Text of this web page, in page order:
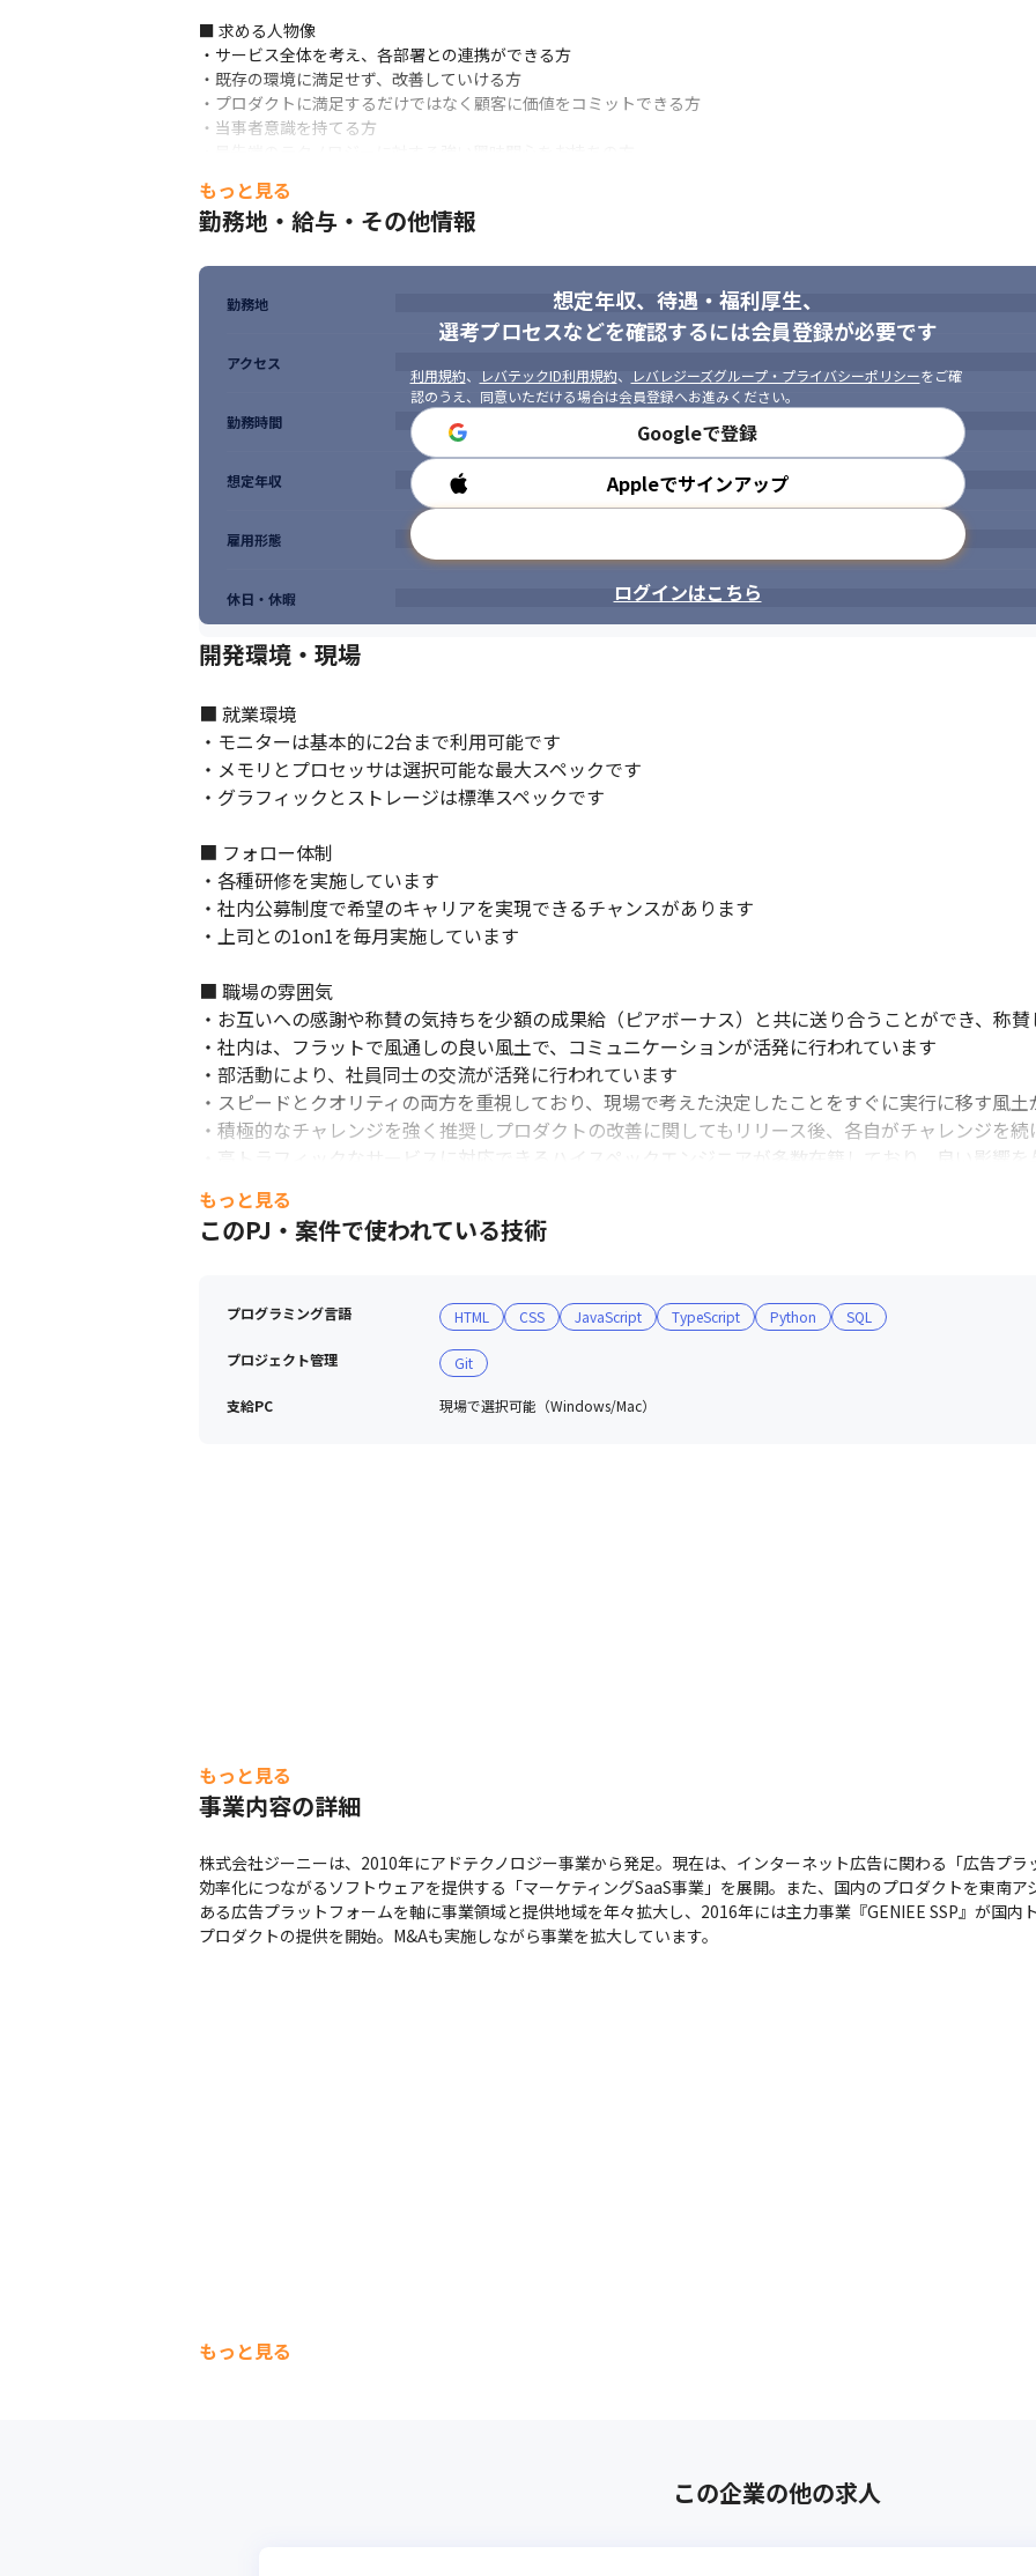
■ 求める人物像
・サービス全体を考え、各部署との連携ができる方
・既存の環境に満足せず、改善していける方
・プロダクトに満足するだけではなく顧客に価値をコミットできる方
・当事者意識を持てる方
https://geniee.co.jp/company/ci.php
もっと見る
勤務地・給与・その他情報
想定年収、待遇・福利厚生、
選考プロセスなどを確認するには会員登録が必要です
利用規約、 レバテックID利用規約、 レバレジーズグループ・プライバシーポリシーをご確
認のうえ、同意いただける場合は会員登録へお進みください。
Googleで登録
Appleでサインアップ
ログインはこちら
勤務地
アクセス
勤務時間
想定年収
雇用形態
休日・休暇
開発環境・現場
■ 就業環境
・モニターは基本的に2台まで利用可能です
・メモリとプロセッサは選択可能な最大スペックです
・グラフィックとストレージは標準スペックです
■ フォロー体制
・各種研修を実施しています
・社内公募制度で希望のキャリアを実現できるチャンスがあります
・上司との1on1を毎月実施しています
■ 職場の雰囲気
・お互いへの感謝や称賛の気持ちを少額の成果給（ピアボーナス）と共に送り合うことができ、称
・社内は、フラットで風通しの良い風土で、コミュニケーションが活発に行われています
・部活動により、社員同士の交流が活発に行われています
・スピードとクオリティの両方を重視しており、現場で考えた決定したことをすぐに実行に移す風土
・積極的なチャレンジを強く推奨しプロダクトの改善に関してもリリース後、各自がチャレンジを続
・高トラフィックなサービスに対応できるハイスペックエンジニアが多数在籍しており、良い影響を
きます
＜募集背景＞
トする幅広いプラットフォームやサービスを全て自社開発して提供しています。
なかでも、2010年の創業当時から提供を開始した『Geniee SSP』は、現在国内SSP市場においてト
は国内のみならず、東南アジアを中心とした海外にも及びます。今後も技術力を活かしたサービス強
ェアをより拡大を目指します。
もっと見る
このPJ・案件で使われている技術
プログラミング言語 HTML CSS JavaScript TypeScript Python SQL
プロジェクト管理 Git
支給PC 現場で選択可能（Windows/Mac）
もっと見る
事業内容の詳細
株式会社ジーニーは、2010年にアドテクノロジー事業から発足。現在は、インターネット広告に関わる「広告プ
効率化につながるソフトウェアを提供する「マーケティングSaaS事業」を展開。また、国内のプロダクトを東南
ある広告プラットフォームを軸に事業領域と提供地域を年々拡大し、2016年には主力事業『GENIEE SSP』が国内
プロダクトの提供を開始。M&Aも実施しながら事業を拡大しています。
もっと見る
この企業の他の求人